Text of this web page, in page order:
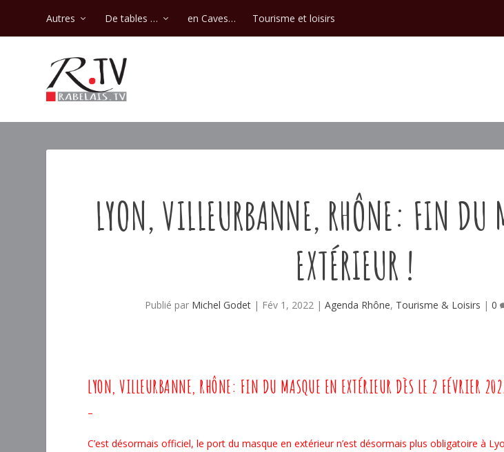
Autres De tables … en Caves… Tourisme et loisirs
LYON, VILLEURBANNE, RHÔNE: FIN DU
EXTÉRIEUR !
Publié par Michel Godet | Fév 1, 2022 |Agenda Rhône, Tourisme & Loisirs |0
LYON, VILLEURBANNE, RHÔNE: FIN DU MASQUE EN EXTÉRIEUR DÈS LE 2 FÉVRIER
–
C’est désormais officiel, le port du masque en extérieur n’est désormais plus obligatoire à